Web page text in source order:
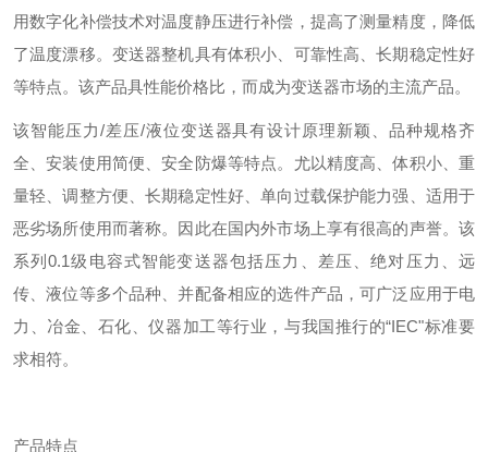
用数字化补偿技术对温度静压进行补偿，提高了测量精度，降低
了温度漂移。变送器整机具有体积小、可靠性高、长期稳定性好
等特点。该产品具性能价格比，而成为变送器市场的主流产品。
该智能压力/差压/液位变送器具有设计原理新颖、品种规格齐
全、安装使用简便、安全防爆等特点。尤以精度高、体积小、重
量轻、调整方便、长期稳定性好、单向过载保护能力强、适用于
恶劣场所使用而著称。因此在国内外市场上享有很高的声誉。该
系列0.1级电容式智能变送器包括压力、差压、绝对压力、远
传、液位等多个品种、并配备相应的选件产品，可广泛应用于电
力、冶金、石化、仪器加工等行业，与我国推行的“IEC"标准要
求相符。
产品特点